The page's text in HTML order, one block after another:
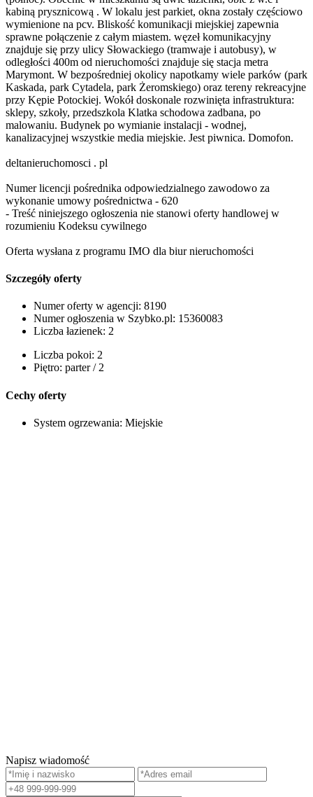
kabiną prysznicową . W lokalu jest parkiet, okna zostały częściowo
wymienione na pcv. Bliskość komunikacji miejskiej zapewnia
sprawne połączenie z całym miastem. węzeł komunikacyjny
znajduje się przy ulicy Słowackiego (tramwaje i autobusy), w
odległości 400m od nieruchomości znajduje się stacja metra
Marymont. W bezpośredniej okolicy napotkamy wiele parków (park
Kaskada, park Cytadela, park Żeromskiego) oraz tereny rekreacyjne
przy Kępie Potockiej. Wokół doskonale rozwinięta infrastruktura:
sklepy, szkoły, przedszkola Klatka schodowa zadbana, po
malowaniu. Budynek po wymianie instalacji - wodnej,
kanalizacyjnej wszystkie media miejskie. Jest piwnica. Domofon.
deltanieruchomosci . pl
Numer licencji pośrednika odpowiedzialnego zawodowo za
wykonanie umowy pośrednictwa - 620
- Treść niniejszego ogłoszenia nie stanowi oferty handlowej w
rozumieniu Kodeksu cywilnego
Oferta wysłana z programu IMO dla biur nieruchomości
Szczegóły oferty
Numer oferty w agencji: 8190
Numer ogłoszenia w Szybko.pl: 15360083
Liczba łazienek: 2
Liczba pokoi: 2
Piętro: parter / 2
Cechy oferty
System ogrzewania: Miejskie
Napisz wiadomość